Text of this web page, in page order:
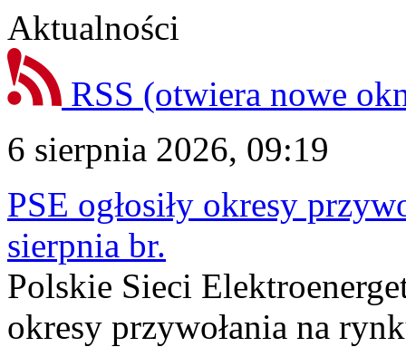
Aktualności
RSS (otwiera nowe
6 sierpnia 2026, 09:19
PSE ogłosiły okresy
sierpnia br.
Polskie Sieci
okresy przywołania na